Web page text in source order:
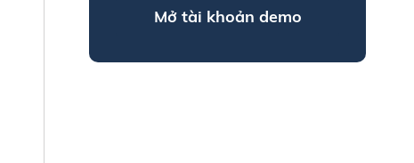
Mở tài khoản demo